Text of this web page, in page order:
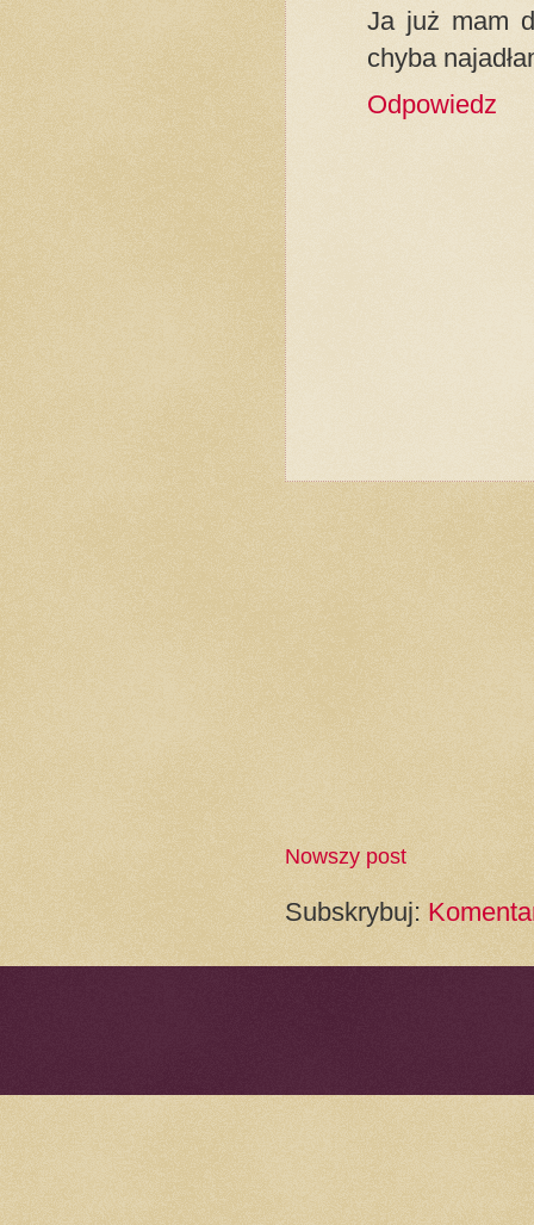
Ja już mam
chyba
Odpowiedz
Nowszy post
Subskrybuj: